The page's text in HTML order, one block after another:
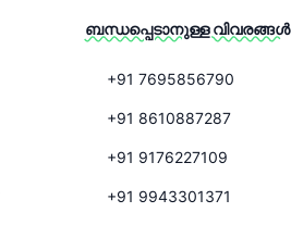
ബന്ധപ്പെടാനുള്ള വിവരങ്ങൾ
+91 7695856790
+91 8610887287
+91 9176227109
+91 9943301371